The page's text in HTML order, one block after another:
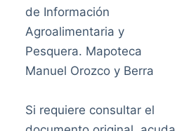
de Información
Agroalimentaria y
Pesquera. Mapoteca
Manuel Orozco y Berra
Si requiere consultar el